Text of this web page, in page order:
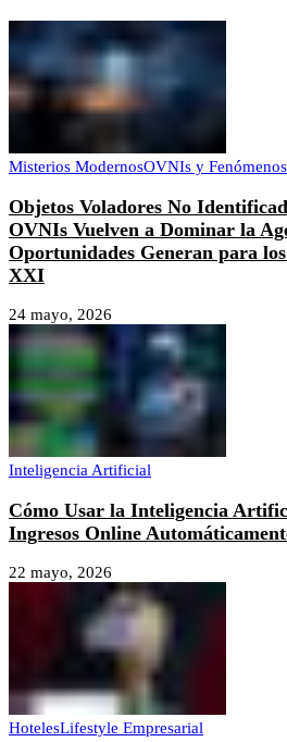
Misterios ModernosOVNIs y
Objetos Voladores No
OVNIs Vuelven a Dominar la
Oportunidades Generan para
XXI
24 mayo, 2026
Inteligencia Artificial
Cómo Usar la Inteligencia
Ingresos Online
22 mayo, 2026
HotelesLifestyle Empresarial